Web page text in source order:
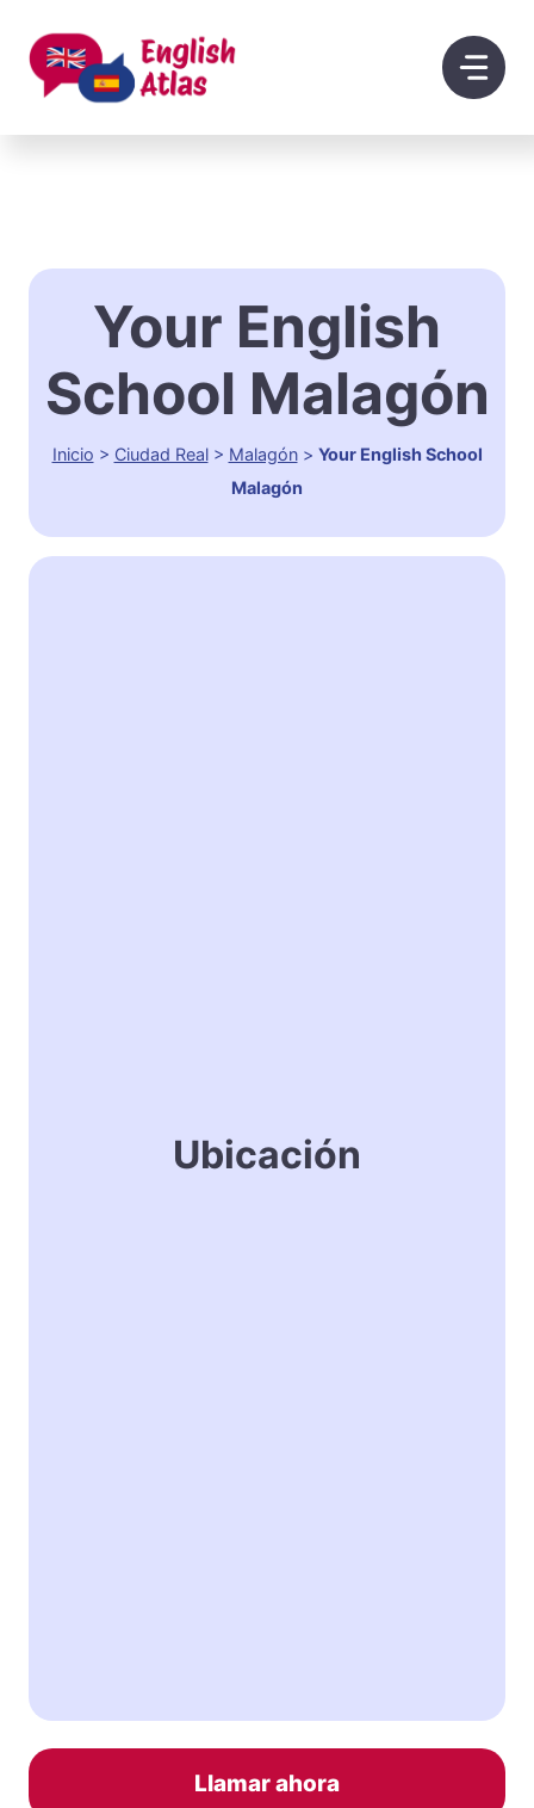
contenido
Your English
School Malagón
Inicio > Ciudad Real> Malagón> Your English School
Malagón
Ubicación
Llamar ahora